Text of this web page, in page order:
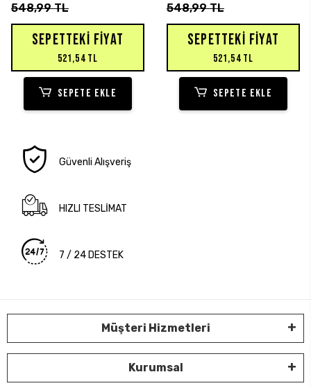
548,99 TL
SEPETTEKI FIYAT
521,54 TL
SEPETE EKLE
548,99 TL
SEPETTEKI FIYAT
521,54 TL
SEPETE EKLE
Güvenli Alışveriş
HIZLI TESLİMAT
7 / 24 DESTEK
Müşteri Hizmetleri
Kurumsal